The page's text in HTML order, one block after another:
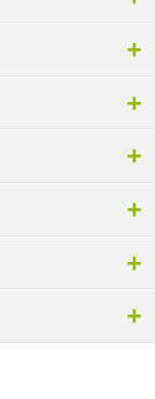
+
+
+
+
+
+